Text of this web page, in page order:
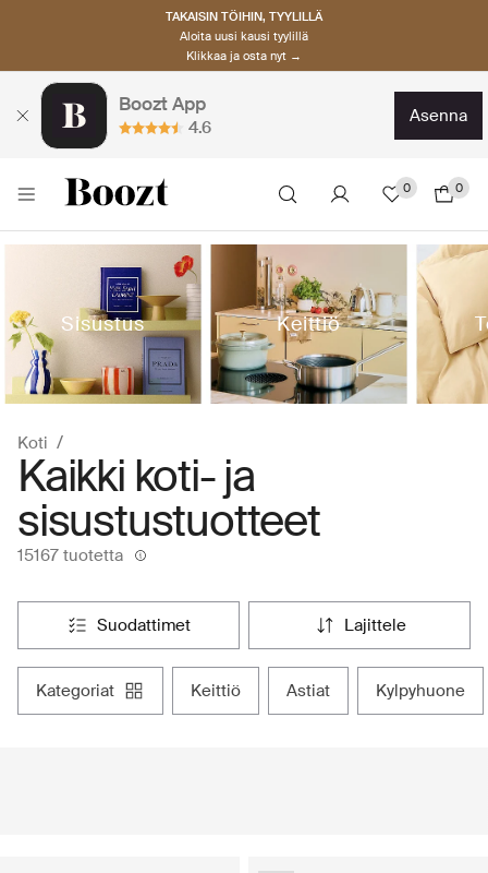
TAKAISIN TÖIHIN, TYYLILLÄ
Aloita uusi kausi tyylillä
Klikkaa ja osta nyt →
Boozt App
4.6
asenna
0 0
Sisustus Keittiö
Koti
Kaikki koti- ja
sisustustuotteet
15167 tuotetta
suodattimet lajittele
kategoriat keittiö astiat kylpyhuone